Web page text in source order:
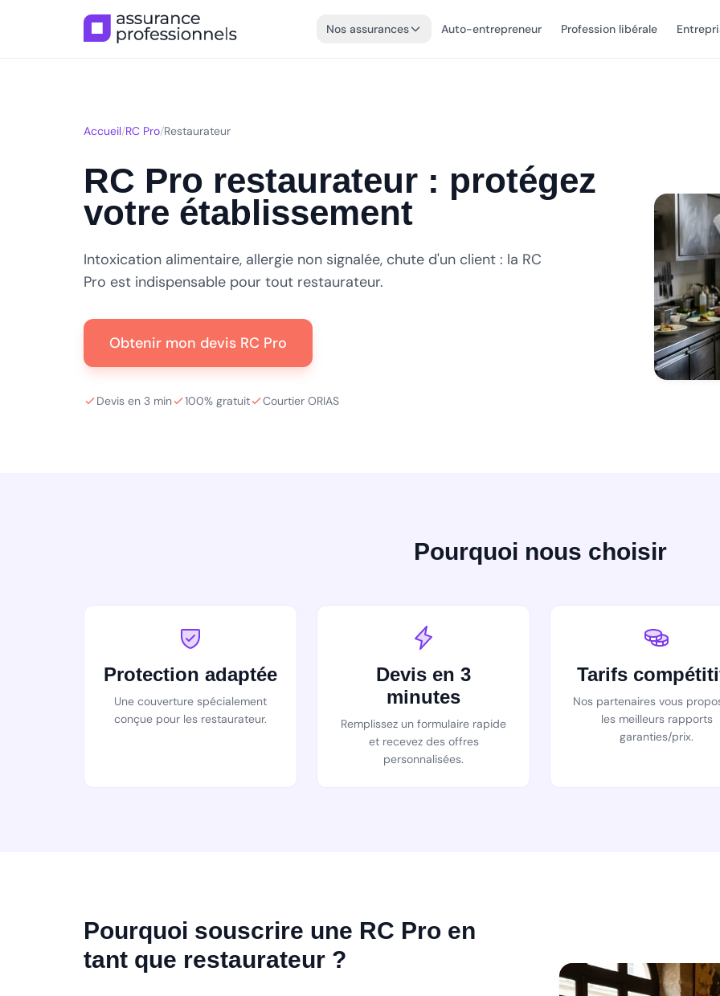
Nos assurances Auto-entrepreneur Profession libérale
Accueil/RC Pro/Restaurateur
RC Pro restaurateur : protégez
votre établissement
Intoxication alimentaire, allergie non signalée, chute d'un client : la RC
Pro est indispensable pour tout restaurateur.
Obtenir mon devis RC Pro
Devis en 3 min 100% gratuit Courtier ORIAS
Pourquoi nous choisir
Protection adaptée
Une couverture spécialement
conçue pour les restaurateur.
Devis en 3
minutes
Remplissez un formulaire rapide
et recevez des offres
personnalisées.
Tarifs
Nos partenaires vous
les meilleurs rapports
garanties/prix.
Pourquoi souscrire une RC Pro en
tant que restaurateur ?